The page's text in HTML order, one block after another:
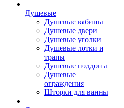
Душевые
Душевые кабины
Душевые двери
Душевые уголки
Душевые лотки и
трапы
Душевые поддоны
Душевые
ограждения
Шторки для ванны